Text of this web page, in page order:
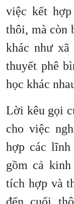
việc kết
thôi, mà còn
khác như
thuyết phê
học khác
Lời kêu gọi
cho việc
hợp các
gồm cả
tích hợp và